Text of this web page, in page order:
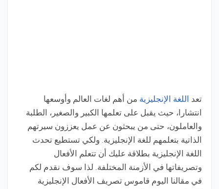
تعد اللغة الإنجليزية من أهم لغات العالم وأوسعها
انتشارا، حيث يقبل على تعلمها الكبير والصغير، الطلبة
والعاملون، حتى من يبحثون عن عمل يعززون سيرتهم
الذاتية بتعلمهم للغة الإنجليزية. ولكي تستطيع تحدث
اللغة الإنجليزية بطلاقة عليك أن تتعلم الأفعال
وتصريفاتها في الأزمنة المختلفة. لذا سوف نقدم لكم
في مقالنا اليوم قاموس تصريف الأفعال الإنجليزية